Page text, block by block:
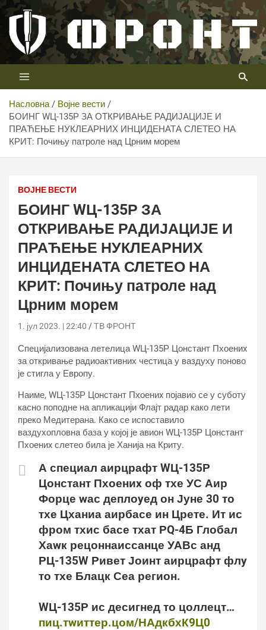
Скип
цонтент
Телевизија ФРОНТ
Први војни канал у Србији
Насловна
Војне вести
БОИНГ WЦ-135Р ЗА ОТКРИВАЊЕ РАДИЈАЦИЈЕ И
ПРАЋЕЊЕ НУКЛЕАРНИХ ИНЦИДЕНАТА СЛЕТЕО НА
КРИТ: Почињу патроле над Црним морем
ВОЈНЕ ВЕСТИ
БОИНГ WЦ-135Р ЗА
ОТКРИВАЊЕ РАДИЈАЦИЈЕ И
ПРАЋЕЊЕ НУКЛЕАРНИХ
ИНЦИДЕНАТА СЛЕТЕО НА
КРИТ: Почињу патроле над
Црним морем
1. јул 2023. | 22:40 ТВ ФРОНТ
Специјализована летелица WЦ-135Р Цонстант Пхоениx
за откривање радиоактивних честица у ваздуху поново
је стигла у Европу.
Наиме, WЦ-135Р Цонстант Пхоениx појавио се у суботу
касно поподне на апликацији Флајт радар како лети
преко Медитерана. Како се испоставило
ваздухопловна база у којој је авион WЦ-135Р Цонстант
Пхоениx слетео била је Ханија на Криту.
А специал аирцрафт WЦ-135Р
Цонстант Пхоениx оф тхе УС Аир
Форце wас деплоyед он Јуне 30 то
тхе Цханиа аирбасе ин Црете. Ит ис
фром тхис басе тхат РQ-4Б Глобал
Хаwк рецоннаиссанце УАВс анд
РЦ-135W Ривет Јоинт аирцрафт флy
то тхе Блацк Сеа регион.
WЦ-135Р ис десигнед то цоллецт…
пиц.тwиттер.цом/НАдкбхК9Ц0